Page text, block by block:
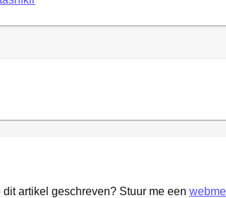
artikel geschreven? Stuur me een